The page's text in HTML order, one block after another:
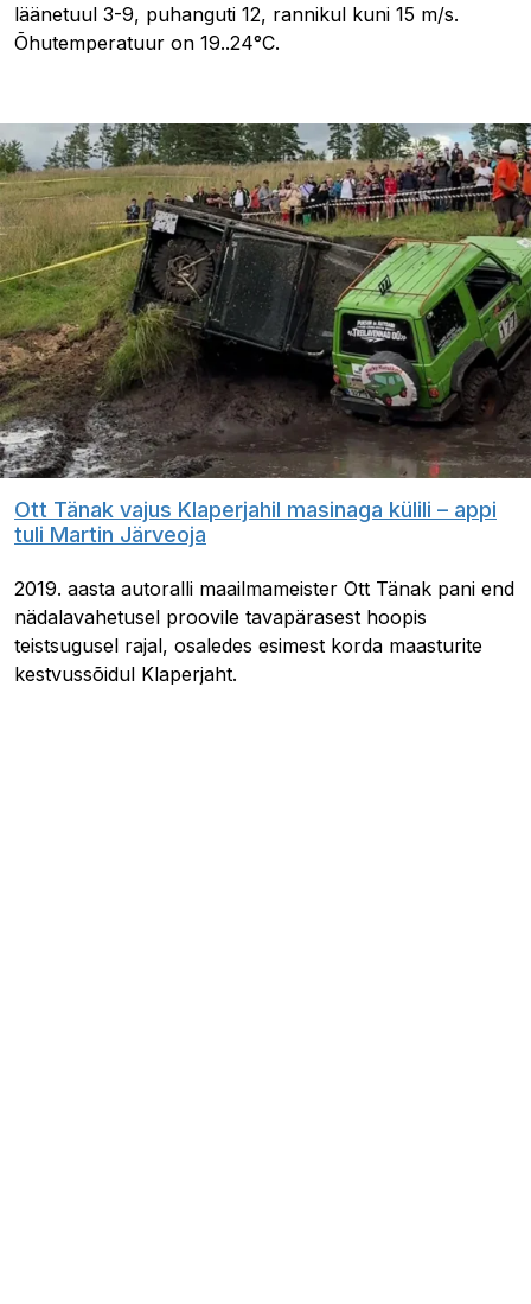
läänetuul 3-9, puhanguti 12, rannikul kuni 15 m/s.
Õhutemperatuur on 19..24°C.
Ott Tänak vajus Klaperjahil masinaga külili – appi
tuli Martin Järveoja
2019. aasta autoralli maailmameister Ott Tänak pani end
nädalavahetusel proovile tavapärasest hoopis
teistsugusel rajal, osaledes esimest korda maasturite
kestvussõidul Klaperjaht.